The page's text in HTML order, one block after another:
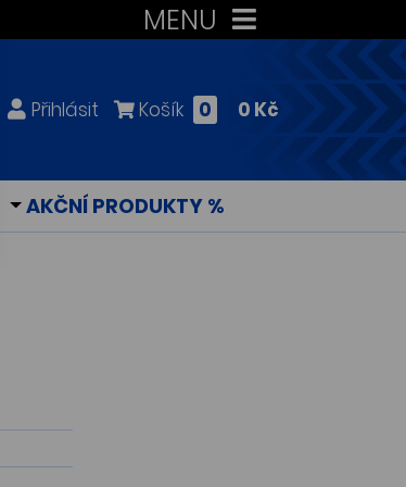
MENU
Přihlásit Košík 0 0 Kč
AKČNÍ PRODUKTY %